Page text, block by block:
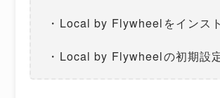
・Local by Flywheelをインス
・Local by Flywheelの初期設